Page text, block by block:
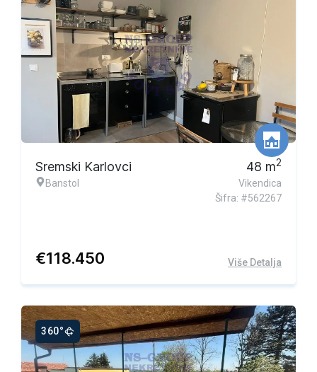
Sremski Karlovci
Banstol
48 m2
Vikendica
Šifra: #562267
€118.450 Više Detalja
360°